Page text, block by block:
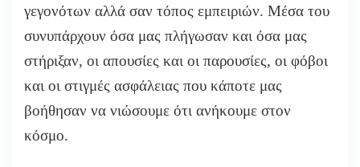
γεγονότων αλλά σαν τόπος εμπειριών. Μέσα του
συνυπάρχουν όσα μας πλήγωσαν και όσα μας
στήριξαν, οι απουσίες και οι παρουσίες, οι φόβοι
και οι στιγμές ασφάλειας που κάποτε μας
βοήθησαν να νιώσουμε ότι ανήκουμε στον
κόσμο.